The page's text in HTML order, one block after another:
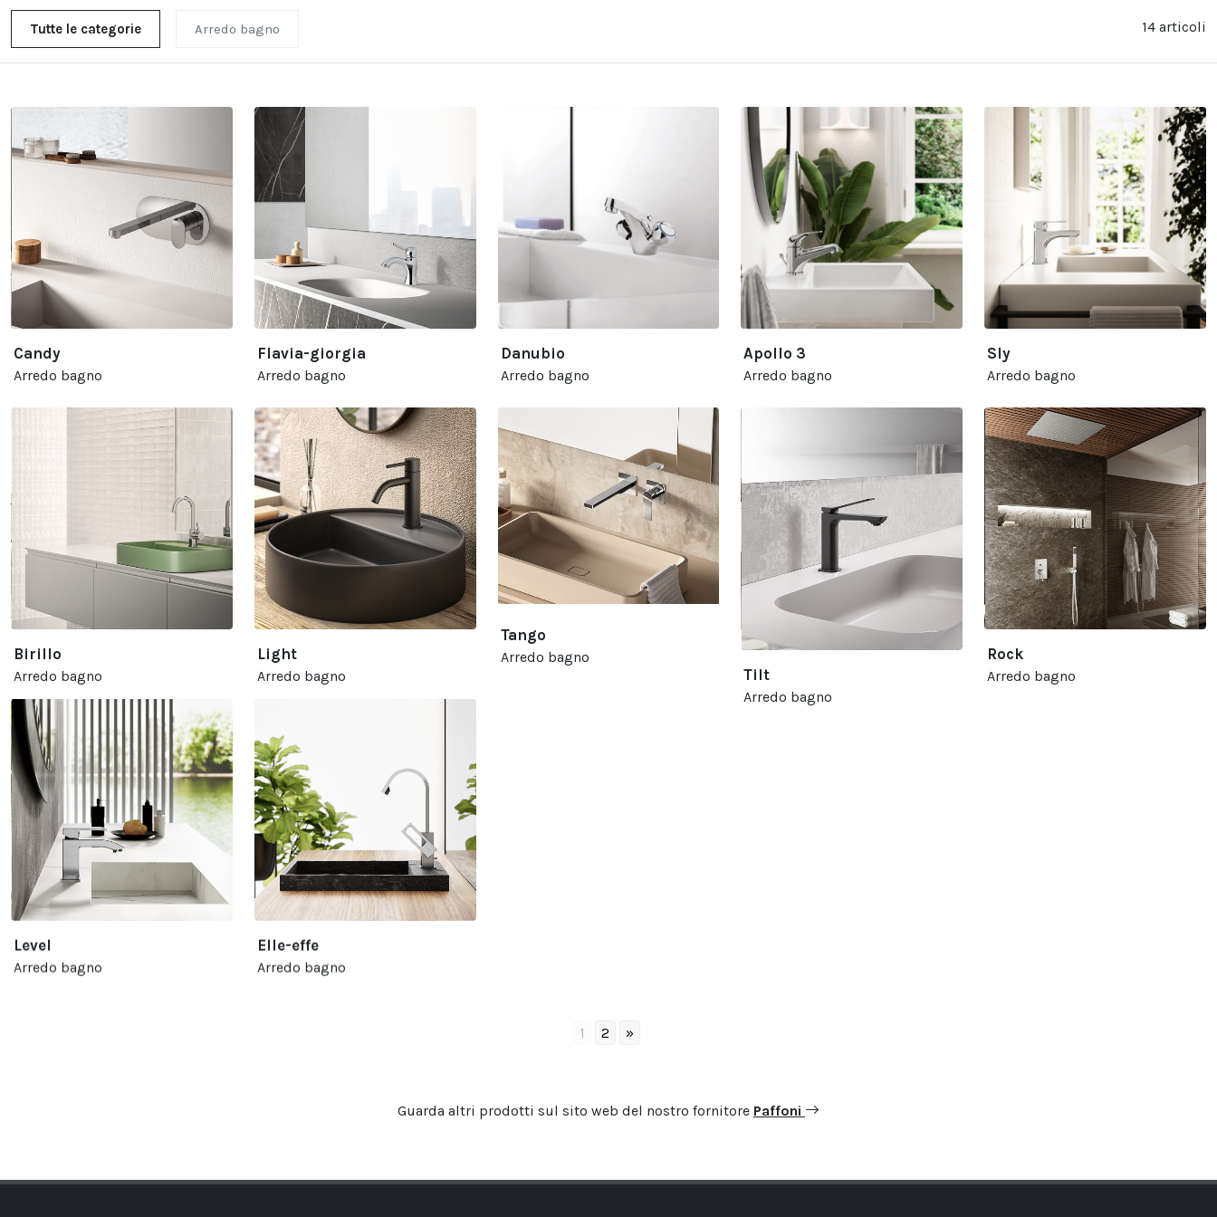
Tutte le categorie Arredo bagno 14 articoli
Candy
Arredo bagno
Flavia-giorgia
Arredo bagno
Danubio
Arredo bagno
Apollo 3
Arredo bagno
Sly
Arredo bagno
Birillo
Arredo bagno
Light
Arredo bagno
Tango
Arredo bagno
Tilt
Arredo bagno
Rock
Arredo bagno
Level
Arredo bagno
Elle-effe
Arredo bagno
1 2 »
Guarda altri prodotti sul sito web del nostro fornitore Paffoni